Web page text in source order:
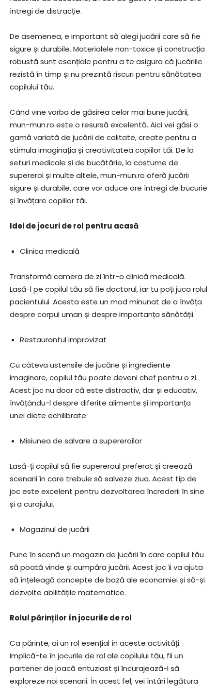
întregi de distracție.
De asemenea, e important să alegi jucării care să fie
sigure și durabile. Materialele non-toxice și construcția
robustă sunt esențiale pentru a te asigura că jucăriile
rezistă în timp și nu prezintă riscuri pentru sănătatea
copilului tău.
Când vine vorba de găsirea celor mai bune jucării,
mun-mun.ro este o resursă excelentă. Aici vei găsi o
gamă variată de jucării de calitate, create pentru a
stimula imaginația și creativitatea copiilor tăi. De la
seturi medicale și de bucătărie, la costume de
supereroi și multe altele, mun-mun.ro oferă jucării
sigure și durabile, care vor aduce ore întregi de bucurie
și învățare copiilor tăi.
Idei de jocuri de rol pentru acasă
Clinica medicală
Transformă camera de zi într-o clinică medicală.
Lasă-l pe copilul tău să fie doctorul, iar tu poți juca rolul
pacientului. Acesta este un mod minunat de a învăța
despre corpul uman și despre importanța sănătății.
Restaurantul improvizat
Cu câteva ustensile de jucărie și ingrediente
imaginare, copilul tău poate deveni chef pentru o zi.
Acest joc nu doar că este distractiv, dar și educativ,
învățându-l despre diferite alimente și importanța
unei diete echilibrate.
Misiunea de salvare a supereroilor
Lasă-ți copilul să fie supereroul preferat și creează
scenarii în care trebuie să salveze ziua. Acest tip de
joc este excelent pentru dezvoltarea încrederii în sine
și a curajului.
Magazinul de jucării
Pune în scenă un magazin de jucării în care copilul tău
să poată vinde și cumpăra jucării. Acest joc îi va ajuta
să înțeleagă concepte de bază ale economiei și să-și
dezvolte abilitățile matematice.
Rolul părinților în jocurile de rol
Ca părinte, ai un rol esențial în aceste activități.
Implică-te în jocurile de rol ale copilului tău, fii un
partener de joacă entuziast și încurajează-l să
exploreze noi scenarii. În acest fel, vei întări legătura